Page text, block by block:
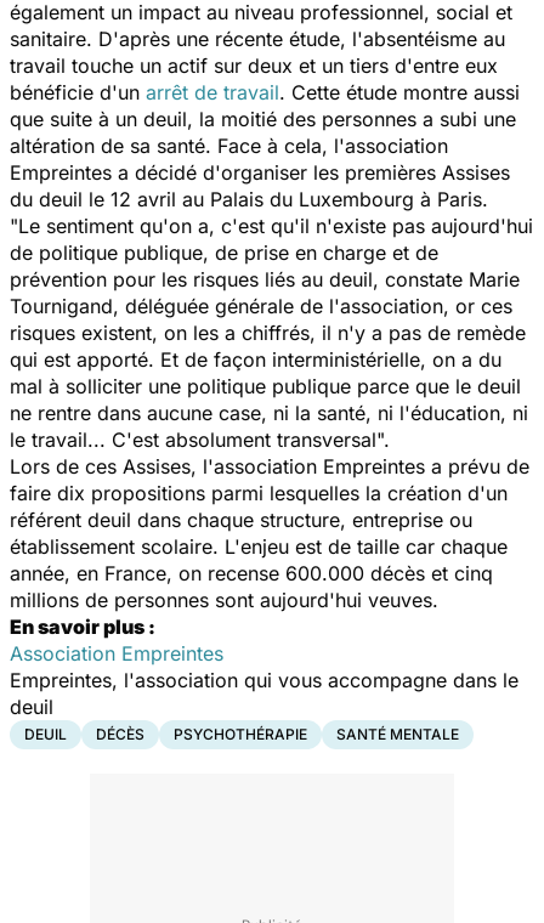
également un impact au niveau professionnel, social et
sanitaire. D'après une récente étude, l'absentéisme au
travail touche un actif sur deux et un tiers d'entre eux
bénéficie d'un arrêt de travail. Cette étude montre aussi
que suite à un deuil, la moitié des personnes a subi une
altération de sa santé. Face à cela, l'association
Empreintes a décidé d'organiser les premières Assises
du deuil le 12 avril au Palais du Luxembourg à Paris.
"Le sentiment qu'on a, c'est qu'il n'existe pas aujourd'hui
de politique publique, de prise en charge et de
prévention pour les risques liés au deuil, constate Marie
Tournigand, déléguée générale de l'association, or ces
risques existent, on les a chiffrés, il n'y a pas de remède
qui est apporté. Et de façon interministérielle, on a du
mal à solliciter une politique publique parce que le deuil
ne rentre dans aucune case, ni la santé, ni l'éducation, ni
le travail... C'est absolument transversal".
Lors de ces Assises, l'association Empreintes a prévu de
faire dix propositions parmi lesquelles la création d'un
référent deuil dans chaque structure, entreprise ou
établissement scolaire. L'enjeu est de taille car chaque
année, en France, on recense 600.000 décès et cinq
millions de personnes sont aujourd'hui veuves.
En savoir plus :
Association Empreintes
Empreintes, l'association qui vous accompagne dans le
deuil
DEUIL DÉCÈS PSYCHOTHÉRAPIE SANTÉ MENTALE